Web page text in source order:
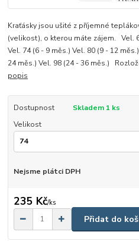
Kraťásky jsou ušité z příjemné
(velikost), o kterou máte zájem. Vel.
Vel. 74 (6 - 9 měs.) Vel. 80 (9 - 12
24 měs.) Vel. 98 (24 - 36 měs.)
popis
Dostupnost
Skladem 1 ks
Velikost
Nejsme plátci DPH
235 Kč/ks
Přidat do